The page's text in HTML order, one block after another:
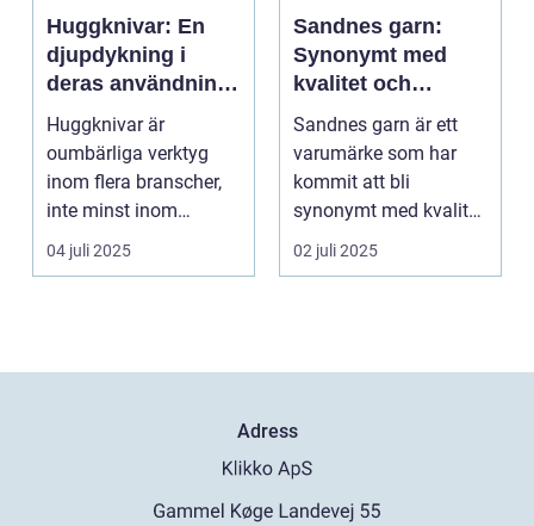
Huggknivar: En
djupdykning i
deras användning
och betydelse
Huggknivar är
oumbärliga verktyg
inom flera branscher,
inte minst inom
skogsindustrin och ...
04 juli 2025
Sandnes garn:
Synonymt med
kvalitet och
tradition
Sandnes garn är ett
varumärke som har
kommit att bli
synonymt med kvalitet
och tradition i...
02 juli 2025
Adress